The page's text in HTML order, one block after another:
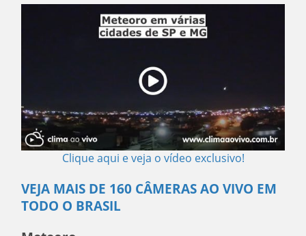
Clique aqui e veja o vídeo exclusivo!
VEJA MAIS DE 160 CÂMERAS AO VIVO EM
TODO O BRASIL